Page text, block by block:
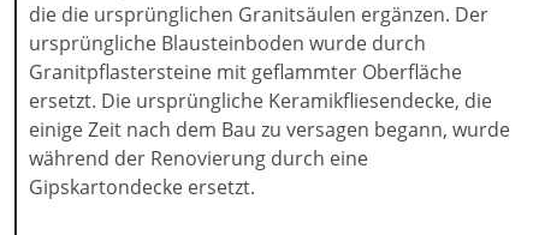
die die ursprünglichen Granitsäulen ergänzen. Der
ursprüngliche Blausteinboden wurde durch
Granitpflastersteine mit geflammter Oberfläche
ersetzt. Die ursprüngliche Keramikfliesendecke, die
einige Zeit nach dem Bau zu versagen begann, wurde
während der Renovierung durch eine
Gipskartondecke ersetzt.